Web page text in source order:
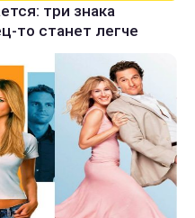
три знака
то станет легче